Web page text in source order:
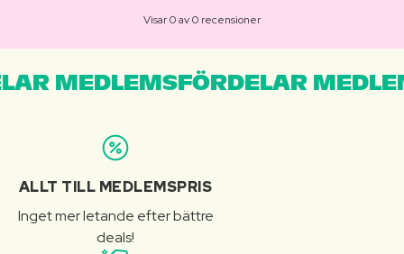
Visar 0 av 0 recensioner
MEDLEMSFÖRDELAR
ALLT TILL MEDLEMSPRIS
Inget mer letande efter bättre
deals!